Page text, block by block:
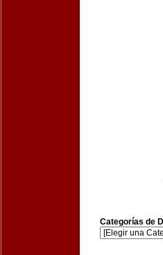
Categorías de